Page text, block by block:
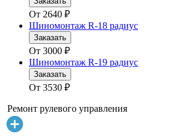
От 2640 ₽
Шиномонтаж R-18 радиус
Заказать
От 3000 ₽
Шиномонтаж R-19 радиус
Заказать
От 3530 ₽
Ремонт рулевого управления